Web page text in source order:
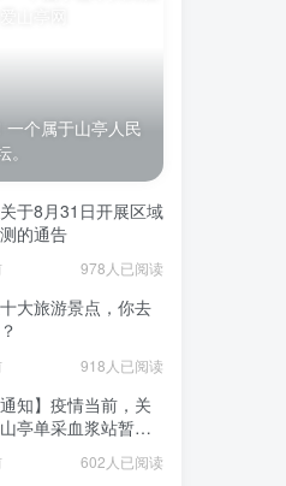
一个属于山亭人民
于8月31日开展区域
的通告
978人已阅读
大旅游景点，你去
918人已阅读
通知】疫情当前，关
亭单采血浆站暂停
602人已阅读